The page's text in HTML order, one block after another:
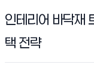
인테리어 바닥재
택 전략